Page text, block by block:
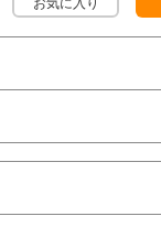
お気に入り